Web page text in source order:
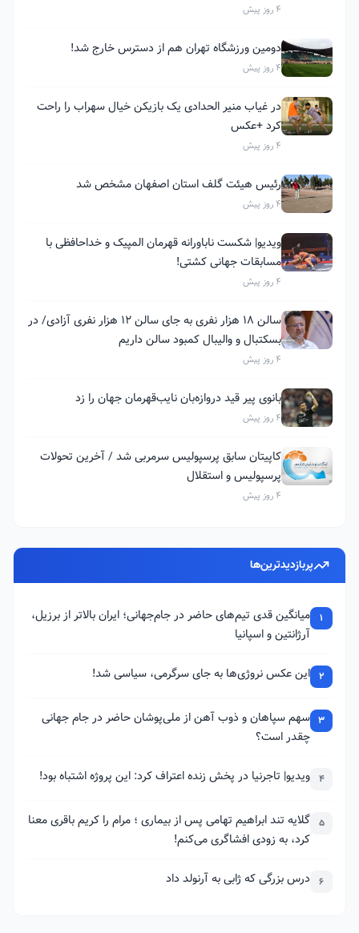
4 روز پیش
دومین ورزشگاه تهران هم از دسترس خارج شد!
4 روز پیش
در غیاب منیر الحدادی یک بازیکن خیال سهراب را راحت
کرد +عکس
4 روز پیش
رئیس هیئت گلف استان اصفهان مشخص شد
4 روز پیش
ویدیو| شکست ناباورانه قهرمان المپیک و خداحافظی با
مسابقات جهانی کشتی!
4 روز پیش
سالن ۱۸ هزار نفری به جای سالن ۱۲ هزار نفری آزادی/ در
بسکتبال و والیبال کمبود سالن داریم
4 روز پیش
بانوی پیر قید دروازه‌بان نایب‌قهرمان جهان را زد
4 روز پیش
کاپیتان سابق پرسپولیس سرمربی شد / آخرین تحولات
پرسپولیس و استقلال
4 روز پیش
پربازدیدترین‌ها
1
میانگین قدی تیم‌های حاضر در جام‌جهانی؛ ایران بالاتر از برزیل،
آرژانتین و اسپانیا
2 این عکس نروژی‌ها به جای سرگرمی، سیاسی شد!
3 سهم سپاهان و ذوب آهن از ملی‌پوشان حاضر در جام جهانی
چقدر است؟
4 ویدیو| تاجرنیا در پخش زنده اعتراف کرد: این پروژه اشتباه بود!
5 گلایه تند ابراهیم تهامی پس از بیماری ؛ مرام را کریم باقری معنا
کرد، به زودی افشاگری می‌کنم!
6 درس بزرگی که ژابی به آرنولد داد